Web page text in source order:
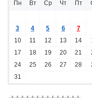
Пн Вт Ср Чт Пт
3
4 5 6 7
10
11 12 13 14
17
18 19 20 21
24
25 26 27 28
31